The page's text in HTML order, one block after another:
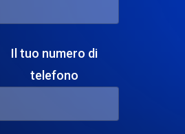
Il tuo numero di
telefono